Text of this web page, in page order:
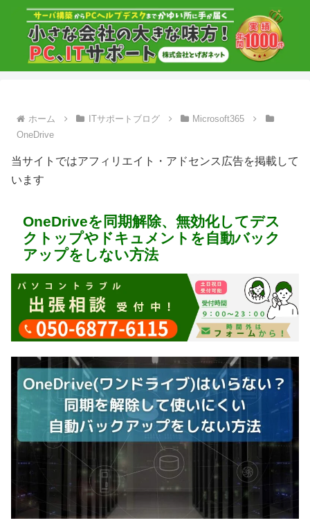
ホーム ITサポートブログ
Microsoft365
OneDrive
当サイトではアフィリエイト・アドセンス広告を掲載して
います
OneDriveを同期解除、無効化してデス
クトップやドキュメントを自動バック
アップをしない方法